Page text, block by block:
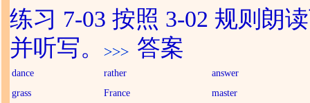
练习 7-03 按照 3-02 规则朗
并听写。
答案
dance rather
answer
grass
France master